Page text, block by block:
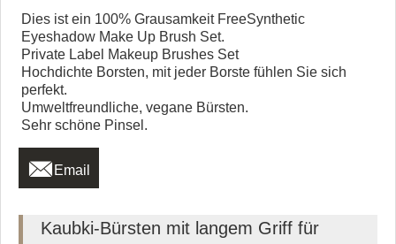
Dies ist ein 100% Grausamkeit FreeSynthetic
Eyeshadow Make Up Brush Set.
Private Label Makeup Brushes Set
Hochdichte Borsten, mit jeder Borste fühlen Sie sich
perfekt.
Umweltfreundliche, vegane Bürsten.
Sehr schöne Pinsel.
 Email
Kaubki-Bürsten mit langem Griff für